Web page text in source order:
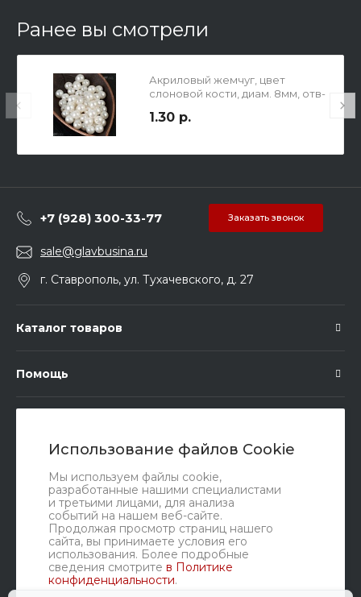
Использование файлов Cookie
Мы используем файлы cookie,
разработанные нашими специалистами
и третьими лицами, для анализа
событий на нашем веб-сайте.
Продолжая просмотр страниц нашего
сайта, вы принимаете условия его
использования. Более подробные
сведения смотрите в Политике
конфиденциальности.
Ранее вы смотрели
Акриловый жемчуг, цвет
слоновой кости, диам. 8мм, отв-
1.30 р.
+7 (928) 300-33-77 Заказать звонок
sale@glavbusina.ru
г. Ставрополь, ул. Тухачевского, д. 27
Каталог товаров
Помощь
Мы в соц. сетях